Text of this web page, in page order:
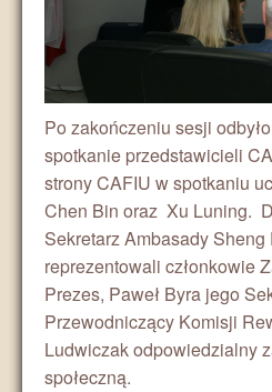
Po zakończeniu sesji
spotkanie przedstawicieli
strony CAFIU w spotkaniu
Chen Bin oraz Xu Luning.
Sekretarz Ambasady
reprezentowali członkowie
Prezes, Paweł Byra jego
Przewodniczący Komisji
Ludwiczak odpowiedzialny
społeczną.